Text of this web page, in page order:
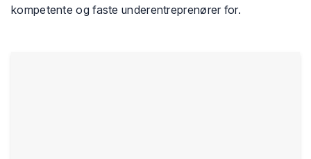
kompetente og faste underentreprenører for.